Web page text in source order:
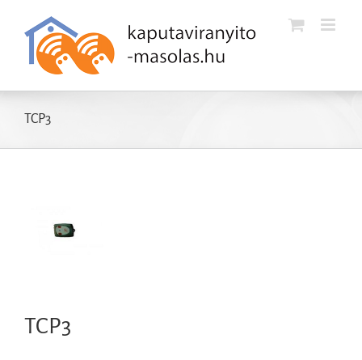
Kihagyás
TCP3
TCP3